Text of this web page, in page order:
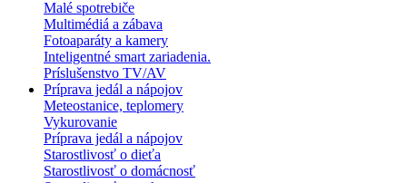
Malé spotrebiče
Multimédiá a zábava
Fotoaparáty a kamery
Inteligentné smart zariadenia.
Príslušenstvo TV/AV
Príprava jedál a nápojov
Meteostanice, teplomery
Vykurovanie
Príprava jedál a nápojov
Starostlivosť o dieťa
Starostlivosť o domácnosť